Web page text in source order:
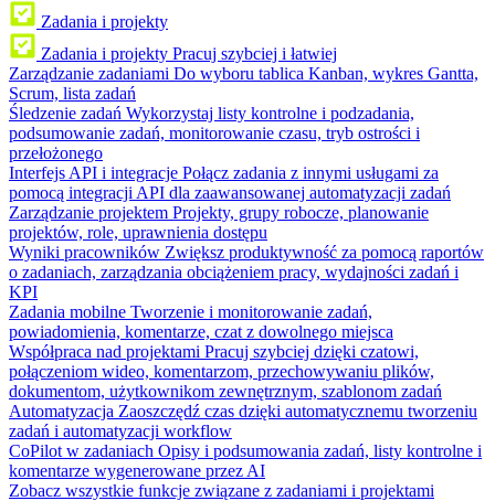
Zadania i projekty
Zadania i projekty Pracuj szybciej i łatwiej
Zarządzanie zadaniami Do wyboru tablica Kanban, wykres Gantta,
Scrum, lista zadań
Śledzenie zadań Wykorzystaj listy kontrolne i podzadania,
podsumowanie zadań, monitorowanie czasu, tryb ostrości i
przełożonego
Interfejs API i integracje Połącz zadania z innymi usługami za
pomocą integracji API dla zaawansowanej automatyzacji zadań
Zarządzanie projektem Projekty, grupy robocze, planowanie
projektów, role, uprawnienia dostępu
Wyniki pracowników Zwiększ produktywność za pomocą raportów
o zadaniach, zarządzania obciążeniem pracy, wydajności zadań i
KPI
Zadania mobilne Tworzenie i monitorowanie zadań,
powiadomienia, komentarze, czat z dowolnego miejsca
Współpraca nad projektami Pracuj szybciej dzięki czatowi,
połączeniom wideo, komentarzom, przechowywaniu plików,
dokumentom, użytkownikom zewnętrznym, szablonom zadań
Automatyzacja Zaoszczędź czas dzięki automatycznemu tworzeniu
zadań i automatyzacji workflow
CoPilot w zadaniach Opisy i podsumowania zadań, listy kontrolne i
komentarze wygenerowane przez AI
Zobacz wszystkie funkcje związane z zadaniami i projektami